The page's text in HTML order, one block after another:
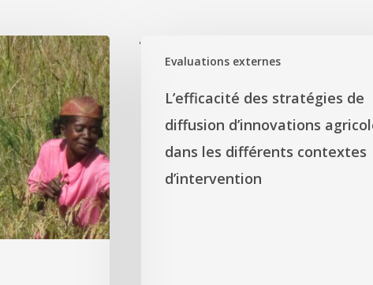
'
Evaluations externes
L’efficacité des stratégies de
diffusion d’innovations
dans les différents contextes
d’intervention